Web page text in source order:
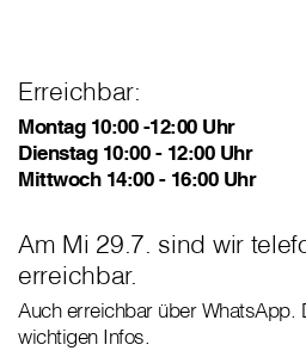
Erreichbar:
Montag 10:00 -12:00 Uhr
Dienstag 10:00 - 12:00 Uhr
Mittwoch 14:00 - 16:00 Uhr
Am Mi 29.7. sind wir
erreichbar.
Auch erreichbar über WhatsApp.
wichtigen Infos.